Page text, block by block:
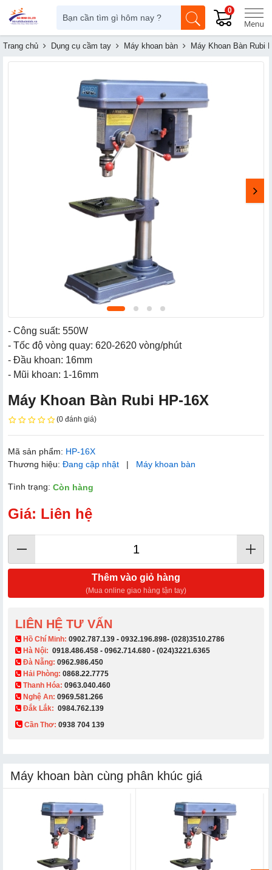
0
Trang chủ Dụng cụ cầm tay Máy khoan bàn Máy Khoan Bàn Rubi
- Công suất: 550W
- Tốc độ vòng quay: 620-2620 vòng/phút
- Đầu khoan: 16mm
- Mũi khoan: 1-16mm
Máy Khoan Bàn Rubi HP-16X
(0 đánh giá)
Mã sản phẩm: HP-16X
Thương hiệu: Đang cập nhật | Máy khoan bàn
Tình trạng: Còn hàng
Giá: Liên hệ
Thêm vào giỏ hàng
(Mua online giao hàng tận tay)
LIÊN HỆ TƯ VẤN
​ Hồ Chí Minh: 0902.787.139 - 0932.196.898- (028)3510.2786
Hà Nội: 0918.486.458 - 0962.714.680 - (024)3221.6365
Đà Nẵng: 0962.986.450
Hải Phòng: 0868.22.7775
Thanh Hóa: 0963.040.460
Nghệ An: 0969.581.266
Đắk Lắk: 0984.762.139
Cần Thơ: 0938 704 139​
Máy khoan bàn cùng phân khúc giá